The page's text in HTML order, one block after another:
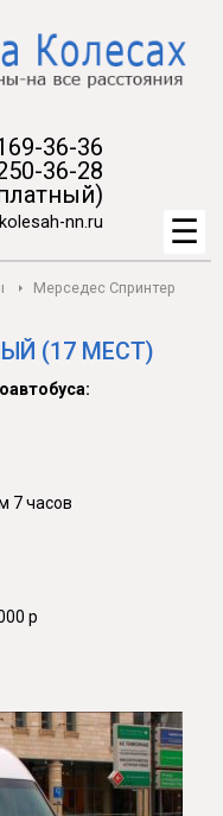
36-36
36-28
nn.ru
Мерседес Спринтер
(17 МЕСТ)
7 часов
р